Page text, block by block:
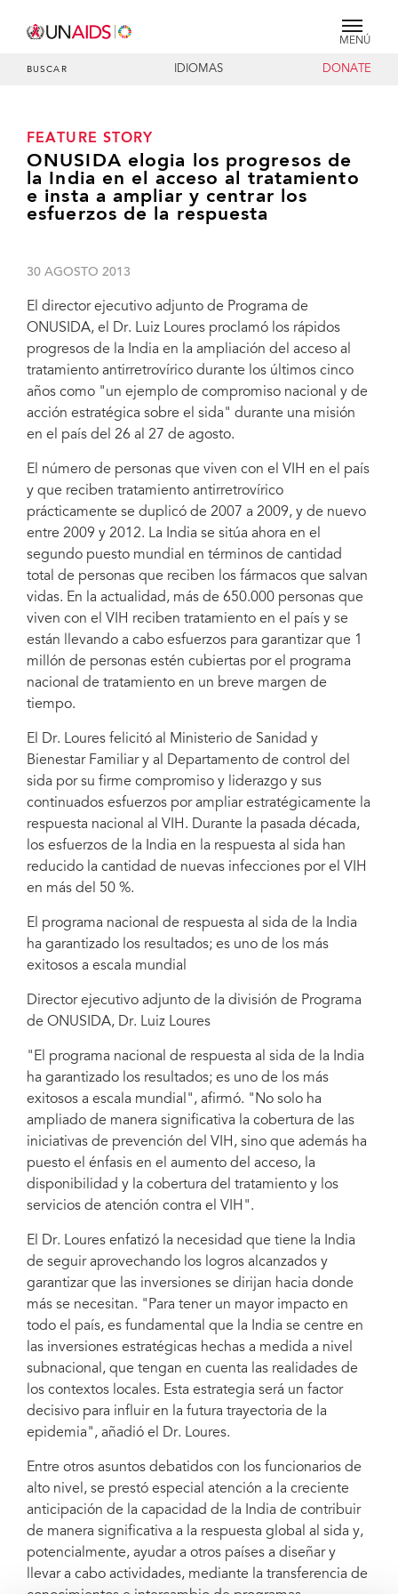
MENÚ
BUSCAR IDIOMAS DONATE
FEATURE STORY
ONUSIDA elogia los progresos de
la India en el acceso al tratamiento
e insta a ampliar y centrar los
esfuerzos de la respuesta
30 AGOSTO 2013
El director ejecutivo adjunto de Programa de
ONUSIDA, el Dr. Luiz Loures proclamó los rápidos
progresos de la India en la ampliación del acceso al
tratamiento antirretrovírico durante los últimos cinco
años como "un ejemplo de compromiso nacional y de
acción estratégica sobre el sida" durante una misión
en el país del 26 al 27 de agosto.
El número de personas que viven con el VIH en el país
y que reciben tratamiento antirretrovírico
prácticamente se duplicó de 2007 a 2009, y de nuevo
entre 2009 y 2012. La India se sitúa ahora en el
segundo puesto mundial en términos de cantidad
total de personas que reciben los fármacos que salvan
vidas. En la actualidad, más de 650.000 personas que
viven con el VIH reciben tratamiento en el país y se
están llevando a cabo esfuerzos para garantizar que 1
millón de personas estén cubiertas por el programa
nacional de tratamiento en un breve margen de
tiempo.
El Dr. Loures felicitó al Ministerio de Sanidad y
Bienestar Familiar y al Departamento de control del
sida por su firme compromiso y liderazgo y sus
continuados esfuerzos por ampliar estratégicamente la
respuesta nacional al VIH. Durante la pasada década,
los esfuerzos de la India en la respuesta al sida han
reducido la cantidad de nuevas infecciones por el VIH
en más del 50 %.
El programa nacional de respuesta al sida de la India
ha garantizado los resultados; es uno de los más
exitosos a escala mundial
Director ejecutivo adjunto de la división de Programa
de ONUSIDA, Dr. Luiz Loures
"El programa nacional de respuesta al sida de la India
ha garantizado los resultados; es uno de los más
exitosos a escala mundial", afirmó. "No solo ha
ampliado de manera significativa la cobertura de las
iniciativas de prevención del VIH, sino que además ha
puesto el énfasis en el aumento del acceso, la
disponibilidad y la cobertura del tratamiento y los
servicios de atención contra el VIH".
El Dr. Loures enfatizó la necesidad que tiene la India
de seguir aprovechando los logros alcanzados y
garantizar que las inversiones se dirijan hacia donde
más se necesitan. "Para tener un mayor impacto en
todo el país, es fundamental que la India se centre en
las inversiones estratégicas hechas a medida a nivel
subnacional, que tengan en cuenta las realidades de
los contextos locales. Esta estrategia será un factor
decisivo para influir en la futura trayectoria de la
epidemia", añadió el Dr. Loures.
Entre otros asuntos debatidos con los funcionarios de
alto nivel, se prestó especial atención a la creciente
anticipación de la capacidad de la India de contribuir
de manera significativa a la respuesta global al sida y,
potencialmente, ayudar a otros países a diseñar y
llevar a cabo actividades, mediante la transferencia de